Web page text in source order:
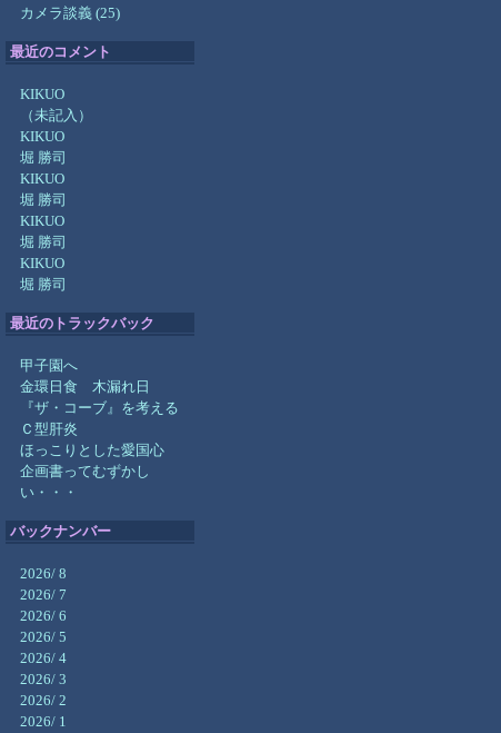
カメラ談義 (25)
最近のコメント
KIKUO
（未記入）
KIKUO
堀 勝司
KIKUO
堀 勝司
KIKUO
堀 勝司
KIKUO
堀 勝司
最近のトラックバック
甲子園へ
金環日食 木漏れ日
『ザ・コーブ』を考える
Ｃ型肝炎
ほっこりとした愛国心
企画書ってむずかし
い・・・
バックナンバー
2026/ 8
2026/ 7
2026/ 6
2026/ 5
2026/ 4
2026/ 3
2026/ 2
2026/ 1